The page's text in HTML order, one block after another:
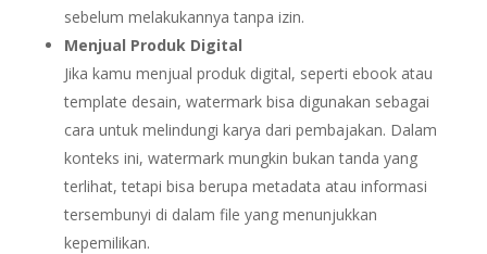
sebelum melakukannya tanpa izin.
Menjual Produk Digital
Jika kamu menjual produk digital, seperti ebook atau
template desain, watermark bisa digunakan sebagai
cara untuk melindungi karya dari pembajakan. Dalam
konteks ini, watermark mungkin bukan tanda yang
terlihat, tetapi bisa berupa metadata atau informasi
tersembunyi di dalam file yang menunjukkan
kepemilikan.